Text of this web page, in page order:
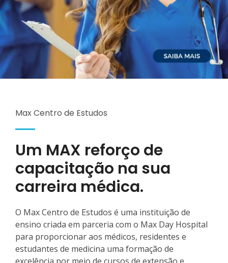
Max Centro de Estudos
Um MAX reforço de
capacitação na sua
carreira médica.
O Max Centro de Estudos é uma instituição de
ensino criada em parceria com o Max Day Hospital
para proporcionar aos médicos, residentes e
estudantes de medicina uma formação de